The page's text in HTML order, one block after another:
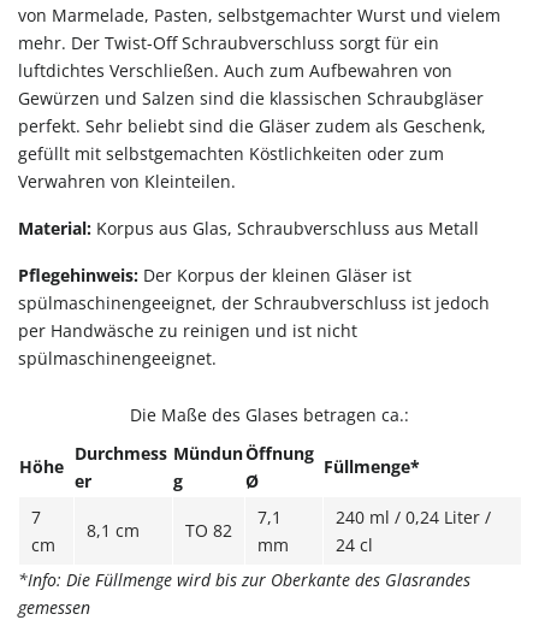
von Marmelade, Pasten, selbstgemachter Wurst und vielem
mehr. Der Twist-Off Schraubverschluss sorgt für ein
luftdichtes Verschließen. Auch zum Aufbewahren von
Gewürzen und Salzen sind die klassischen Schraubgläser
perfekt. Sehr beliebt sind die Gläser zudem als Geschenk,
gefüllt mit selbstgemachten Köstlichkeiten oder zum
Verwahren von Kleinteilen.
Material: Korpus aus Glas, Schraubverschluss aus Metall
Pflegehinweis: Der Korpus der kleinen Gläser ist
spülmaschinengeeignet, der Schraubverschluss ist jedoch
per Handwäsche zu reinigen und ist nicht
spülmaschinengeeignet.
Die Maße des Glases betragen ca.:
Höhe
Durchmess
er
Mündun
g
Öffnung
Ø
Füllmenge*
7
cm
8,1 cm TO 82
7,1
mm
240 ml / 0,24 Liter /
24 cl
*Info: Die Füllmenge wird bis zur Oberkante des Glasrandes
gemessen